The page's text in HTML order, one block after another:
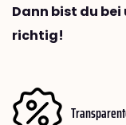
Dann bist du
richtig!